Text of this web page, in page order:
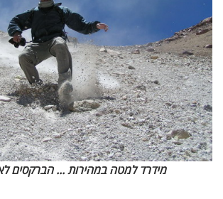
מידרד למטה במהירות ... הברקסים